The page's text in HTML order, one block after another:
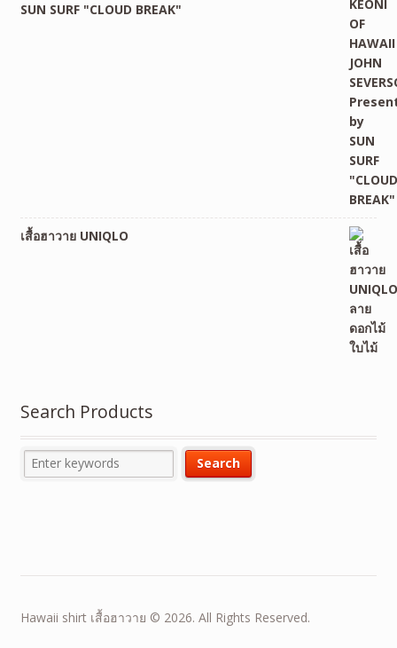
SUN SURF "CLOUD BREAK"
เสื้อฮาวาย UNIQLO
Search Products
Hawaii shirt เสื้อฮาวาย © 2026. All Rights Reserved.